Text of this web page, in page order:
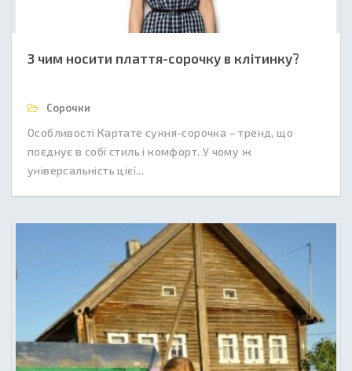
З чим носити плаття-сорочку в клітинку?
Сорочки
Особливості Картате сукня-сорочка – тренд, що
поєднує в собі стиль і комфорт. У чому ж
універсальність цієї...